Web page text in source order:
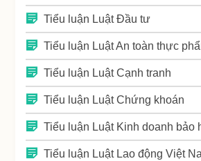
Tiểu luận Luật Đầu tư
Tiểu luận Luật An toàn thực
Tiểu luận Luật Cạnh tranh
Tiểu luận Luật Chứng khoán
Tiểu luận Luật Kinh doanh bảo
Tiểu luận Luật Lao động Việt